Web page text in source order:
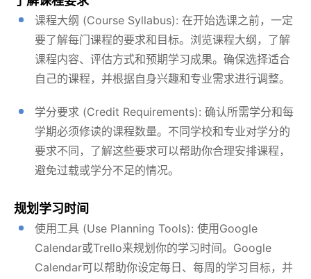
课程大纲 (Course Syllabus): 在开始选课之前，一定
要了解每门课程的要求和目标。浏览课程大纲，了解
课程内容、评估方式和预期学习成果。确保选择适合
自己的课程，并根据自身兴趣和专业需求进行调整。
学分要求 (Credit Requirements): 确认所需学分和每
学期必须修读的课程数量。不同学校和专业对学分的
要求不同，了解这些要求可以帮助你合理安排课程，
避免过载或学分不足的情况。
规划学习时间
使用工具 (Use Planning Tools): 使用Google
Calendar或Trello来规划你的学习时间。Google
Calendar可以帮助你设定每日、每周的学习目标，并